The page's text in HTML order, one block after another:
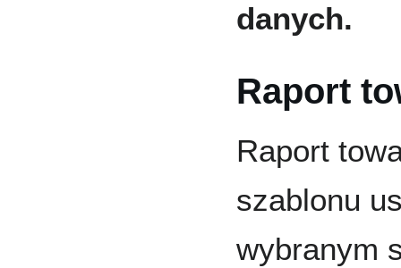
danych.
Raport
Raport
szablonu
wybranym